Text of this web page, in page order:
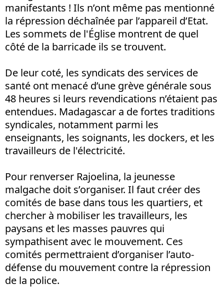
manifestants ! Ils n’ont même pas mentionné
la répression déchaînée par l’appareil d’Etat.
Les sommets de l'Église montrent de quel
côté de la barricade ils se trouvent.
De leur coté, les syndicats des services de
santé ont menacé d’une grève générale sous
48 heures si leurs revendications n’étaient pas
entendues. Madagascar a de fortes traditions
syndicales, notamment parmi les
enseignants, les soignants, les dockers, et les
travailleurs de l'électricité.
Pour renverser Rajoelina, la jeunesse
malgache doit s’organiser. Il faut créer des
comités de base dans tous les quartiers, et
chercher à mobiliser les travailleurs, les
paysans et les masses pauvres qui
sympathisent avec le mouvement. Ces
comités permettraient d’organiser l’auto-
défense du mouvement contre la répression
de la police.